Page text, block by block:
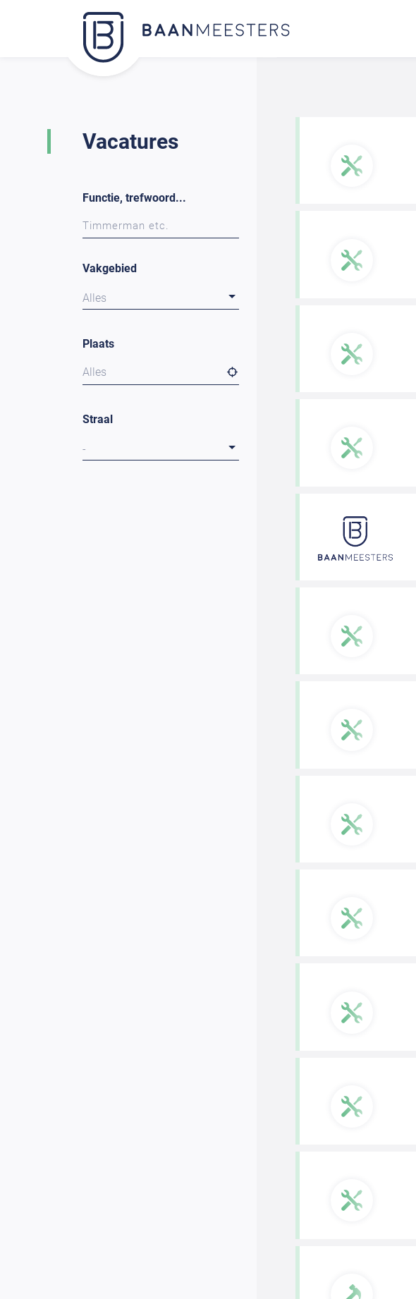
Vacatures
Functie, trefwoord...
Vakgebied
Alles
Plaats
Alles
Straal
-